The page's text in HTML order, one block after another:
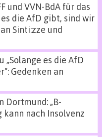
und VVN-BdA für das
es die AfD gibt, sind wir
Sinti:zze und
„Solange es die AfD
Gedenken an
Dortmund: „B-
kann nach Insolvenz